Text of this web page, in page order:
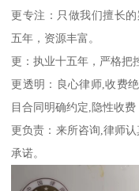
更专注：只做我们擅长
五年，资源丰富。
更：执业十五年，严格把
更透明：良心律师,收费
目合同明确约定,隐性收费
更负责：来所咨询,律师
承诺。